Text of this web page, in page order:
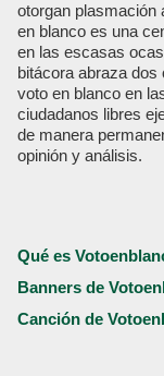
otorgan plasmación
en blanco es una
en las escasas
bitácora abraza dos
voto en blanco en
ciudadanos libres
de manera
opinión y análisis.
Qué es
Banners de
Canción de